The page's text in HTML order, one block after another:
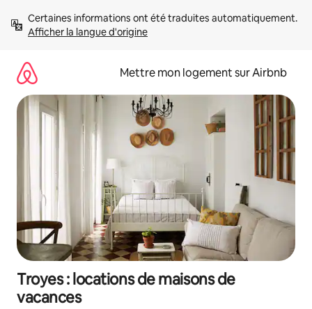
directement
Afficher la langue d'origine
Mettre mon logement sur Airbnb
Troyes : locations de maisons de
vacances